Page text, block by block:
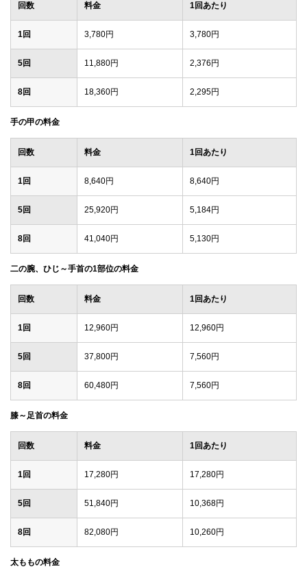
回数 料金 1回あたり
1回 3,780円 3,780円
5回 11,880円 2,376円
8回 18,360円 2,295円
手の甲の料金
回数 料金 1回あたり
1回 8,640円 8,640円
5回 25,920円 5,184円
8回 41,040円 5,130円
二の腕、ひじ～手首の1部位の料金
回数 料金 1回あたり
1回 12,960円 12,960円
5回 37,800円 7,560円
8回 60,480円 7,560円
膝～足首の料金
回数 料金 1回あたり
1回 17,280円 17,280円
5回 51,840円 10,368円
8回 82,080円 10,260円
太ももの料金